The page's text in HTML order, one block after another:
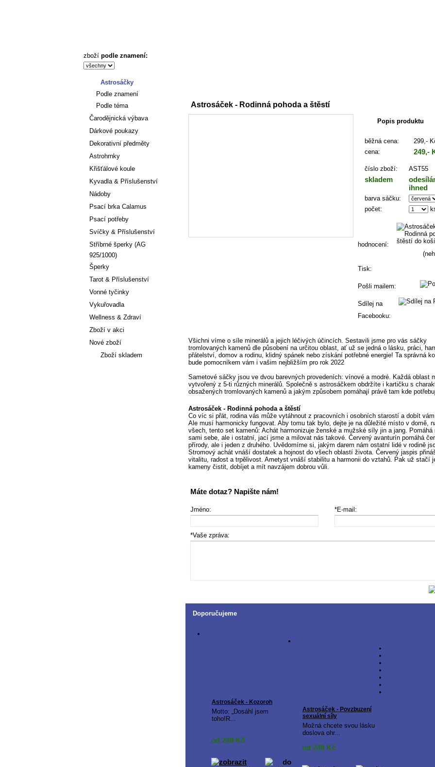
zboží podle znamení:
Astrosáček - Rodinná pohoda a štěstí
Popis produktu
běžná cena:
299,-
cena:
249,-
číslo zboží: AST55
skladem
ihned
barva sáčku:
počet:
hodnocení:
Tisk:
Pošli mailem:
Sdílej na
Facebooku:
Všichni víme o síle minerálů a jejich léčivých účincích. Sestavili jsme pro vás sáčky
tromlovaných kamenů dle působení na určitou oblast, ať už se jedná o lásku, práci,
přátelství, domov a rodinu, klidný spánek nebo získání potřebné energie! Ta správná
bude pomocníkem vám i vašim nejbližším pro rok 2022
Sametové sáčky jsou ve dvou barevných provedeních: vínové a modré. Každá oblast
vytvořený z 5-ti různých minerálů. Společně s astrosáčkem obdržíte i kartičku s
obsažených tromlovaných kamenů a jakým způsobem pomáhají právě tam kde
Astrosáček - Rodinná pohoda a štěstí
Co víc si přát, rodina vás může vytáhnout z pracovních i osobních starostí a dobít
Ale musí harmonicky fungovat. Aby tomu tak bylo, dejte je na důležité místo v domě,
všech, tento set kamenů: Achát harmonizuje ženské a mužské síly jin a jang. Pomáhá
sami sebe, ale i ostatní, jací jsme a milovat nás takové. Červený avanturín pomáhá
přírody, ale i jeden z druhého. Uvědomíme si, jakým darem nám ostatní lidé v rodině
Stromový achát vnáší dostatek a hojnost do všech oblastí života. Červený jaspis
vitalitu, radost a trpělivost. Ametyst vnáší stabilitu a harmonii do vztahů. Pak už stačí
kameny čistit, dobíjet a mít navzájem dobrou vůli.
Máte dotaz? Napište nám!
Jméno: *E-mail:
*Vaše zpráva:
Doporučujeme
Astrosáček - Kozoroh
Motto: „Dosáhl jsem
toho!R...
od 249 Kč
Astrosáček - Povzbuzení
sexuální síly
Možná chcete svou lásku
doslova ohr...
od 249 Kč
Astrosáčky
Podle znamení
Podle téma
Čarodějnická výbava
Dárkové poukazy
Dekorativní předměty
Astrohrnky
Křišťálové koule
Kyvadla & Příslušenství
Nádoby
Psací brka Calamus
Psací potřeby
Svíčky & Příslušenství
Stříbrné šperky (AG
925/1000)
Šperky
Tarot & Příslušenství
Vonné tyčinky
Vykuřovadla
Wellness & Zdraví
Zboží v akci
Nové zboží
Zboží skladem